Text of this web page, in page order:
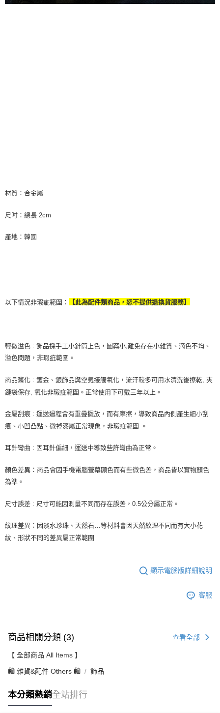
材質：合金屬
尺吋：總長 2cm
產地：韓國
以下情況非瑕疵範圍： 【此為配件類商品，恕不提供退換貨服務】
輕微溢色 : 飾品採手工小針筒上色，圖案小,難免存在小雜質、滴色不均、
溢色問題，非瑕疵範圍。
商品舊化 : 鍍金、銀飾品與空氣接觸氧化，流汗較多可用水清洗後擦乾, 夾
鏈袋保存, 氧化非瑕疵範圍。正常使用下可戴三年以上。
金屬刮痕 : 運送過程會有重疊擺放，而有摩擦，導致商品內側產生細小刮
痕、小凹凸點、微掉漆屬正常現象，非瑕疵範圍 。
耳針彎曲 : 因耳針偏細，運送中導致些許彎曲為正常。
顏色差異：商品會因手機電腦螢幕顯色而有些微色差，商品皆以實物顏色
為準。
尺寸誤差 : 尺寸可能因測量不同而存在誤差，0.5公分屬正常。
紋理差異：因淡水珍珠、天然石…等材料會因天然紋理不同而有大小花
紋、形狀不同的差異屬正常範圍
顯示電腦版詳細說明
客服
商品相關分類 (3) 查看全部
【 全部商品 All Items 】
🛍️ 雜貨&配件 Others 🛍️ 飾品
本分類熱銷全站排行